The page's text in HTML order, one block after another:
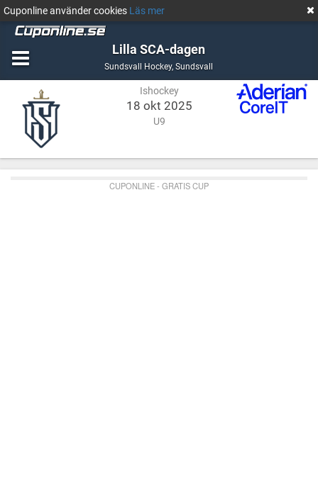
Cuponline använder cookies Läs mer
Lilla SCA-dagen
Sundsvall Hockey,Ishockey
Sundsvall
Ishockey
18 okt 2025
U9
CUPONLINE - GRATIS CUP